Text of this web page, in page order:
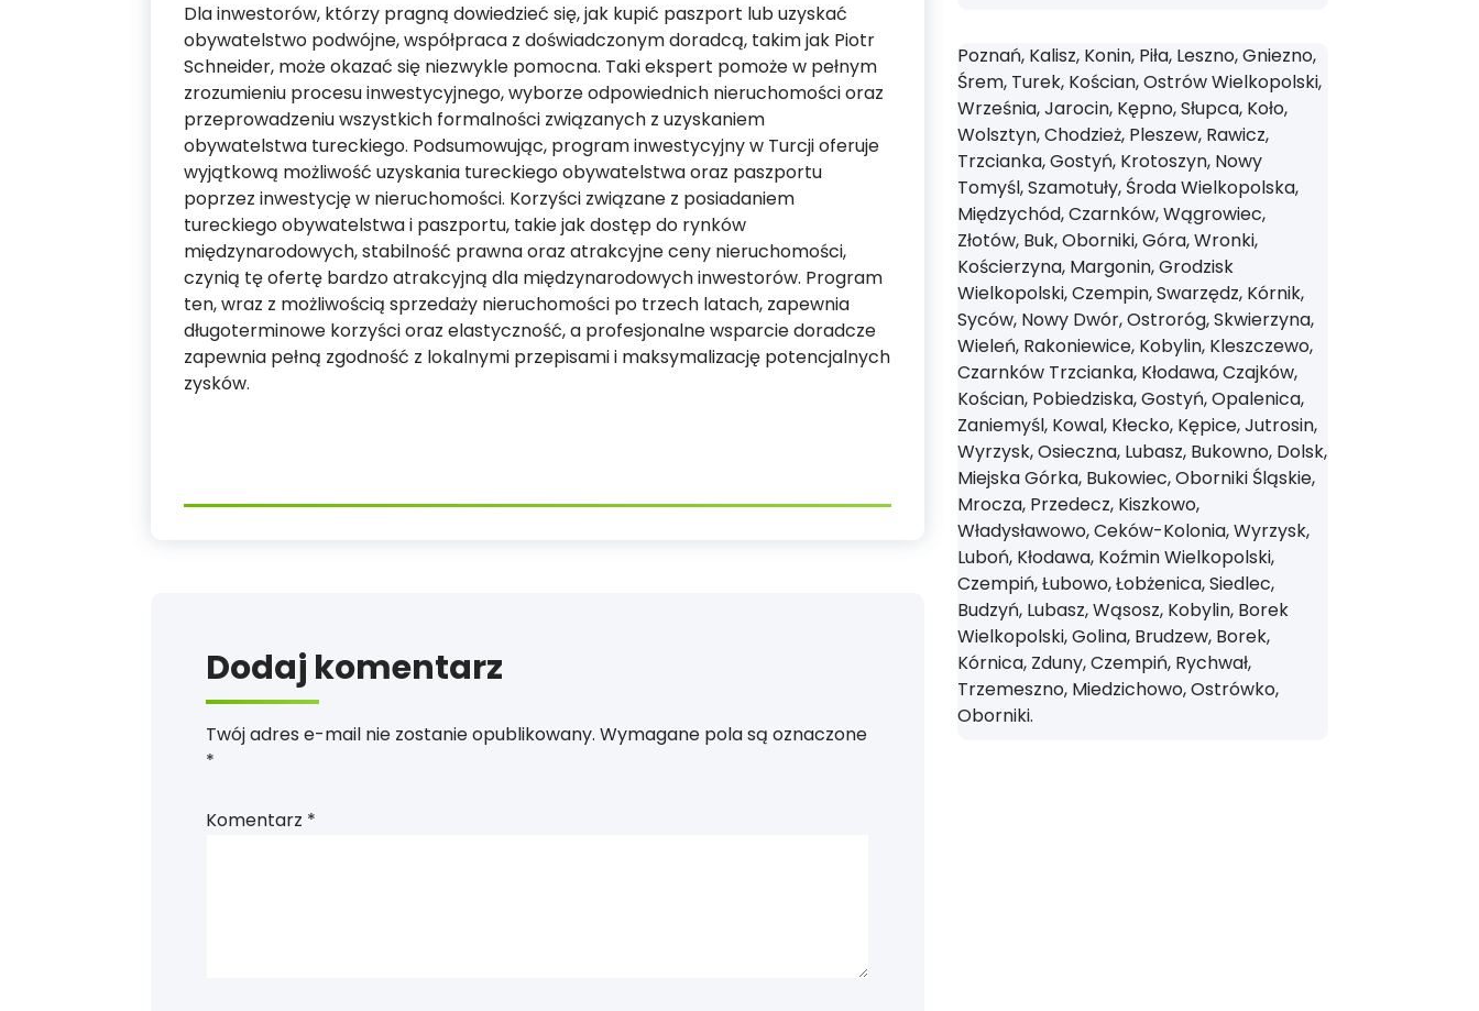
Dla inwestorów, którzy pragną dowiedzieć się, jak kupić paszport lub uzyskać
obywatelstwo podwójne, współpraca z doświadczonym doradcą, takim jak Piotr
Schneider, może okazać się niezwykle pomocna. Taki ekspert pomoże w pełnym
zrozumieniu procesu inwestycyjnego, wyborze odpowiednich nieruchomości oraz
przeprowadzeniu wszystkich formalności związanych z uzyskaniem
obywatelstwa tureckiego. Podsumowując, program inwestycyjny w Turcji oferuje
wyjątkową możliwość uzyskania tureckiego obywatelstwa oraz paszportu
poprzez inwestycję w nieruchomości. Korzyści związane z posiadaniem
tureckiego obywatelstwa i paszportu, takie jak dostęp do rynków
międzynarodowych, stabilność prawna oraz atrakcyjne ceny nieruchomości,
czynią tę ofertę bardzo atrakcyjną dla międzynarodowych inwestorów. Program
ten, wraz z możliwością sprzedaży nieruchomości po trzech latach, zapewnia
długoterminowe korzyści oraz elastyczność, a profesjonalne wsparcie doradcze
zapewnia pełną zgodność z lokalnymi przepisami i maksymalizację potencjalnych
zysków.
Dodaj komentarz
Twój adres e-mail nie zostanie opublikowany. Wymagane pola są oznaczone
*
Komentarz *
Poznań, Kalisz, Konin, Piła, Leszno, Gniezno,
Śrem, Turek, Kościan, Ostrów Wielkopolski,
Września, Jarocin, Kępno, Słupca, Koło,
Wolsztyn, Chodzież, Pleszew, Rawicz,
Trzcianka, Gostyń, Krotoszyn, Nowy
Tomyśl, Szamotuły, Środa Wielkopolska,
Międzychód, Czarnków, Wągrowiec,
Złotów, Buk, Oborniki, Góra, Wronki,
Kościerzyna, Margonin, Grodzisk
Wielkopolski, Czempin, Swarzędz, Kórnik,
Syców, Nowy Dwór, Ostroróg, Skwierzyna,
Wieleń, Rakoniewice, Kobylin, Kleszczewo,
Czarnków Trzcianka, Kłodawa, Czajków,
Kościan, Pobiedziska, Gostyń, Opalenica,
Zaniemyśl, Kowal, Kłecko, Kępice, Jutrosin,
Wyrzysk, Osieczna, Lubasz, Bukowno, Dolsk,
Miejska Górka, Bukowiec, Oborniki Śląskie,
Mrocza, Przedecz, Kiszkowo,
Władysławowo, Ceków-Kolonia, Wyrzysk,
Luboń, Kłodawa, Koźmin Wielkopolski,
Czempiń, Łubowo, Łobżenica, Siedlec,
Budzyń, Lubasz, Wąsosz, Kobylin, Borek
Wielkopolski, Golina, Brudzew, Borek,
Kórnica, Zduny, Czempiń, Rychwał,
Trzemeszno, Miedzichowo, Ostrówko,
Oborniki.